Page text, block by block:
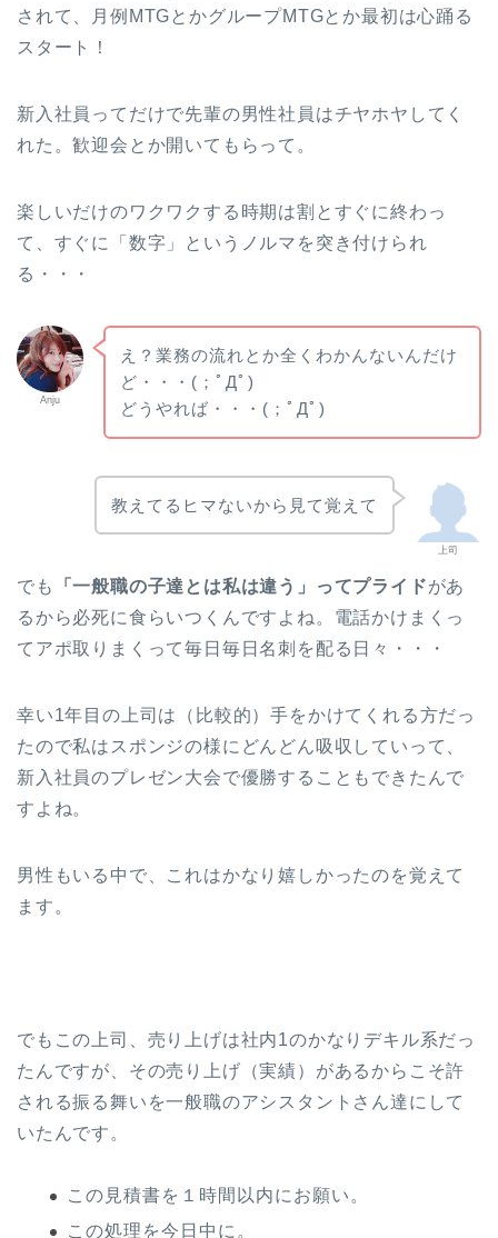
されて、月例MTGとかグループMTGとか最初は心踊る
スタート！
新入社員ってだけで先輩の男性社員はチヤホヤしてく
れた。歓迎会とか開いてもらって。
楽しいだけのワクワクする時期は割とすぐに終わっ
て、すぐに「数字」というノルマを突き付けられ
る・・・
Anju
え？業務の流れとか全くわかんないんだけ
ど・・・(；ﾟДﾟ)
どうやれば・・・(；ﾟДﾟ)
上司
教えてるヒマないから見て覚えて
でも 「一般職の子達とは私は違う」ってプライドがあ
るから必死に食らいつくんですよね。電話かけまくっ
てアポ取りまくって毎日毎日名刺を配る日々・・・
幸い1年目の上司は（比較的）手をかけてくれる方だっ
たので私はスポンジの様にどんどん吸収していって、
新入社員のプレゼン大会で優勝することもできたんで
すよね。
男性もいる中で、これはかなり嬉しかったのを覚えて
ます。
でもこの上司、売り上げは社内1のかなりデキル系だっ
たんですが、その売り上げ（実績）があるからこそ許
される振る舞いを一般職のアシスタントさん達にして
いたんです。
この見積書を１時間以内にお願い。
この処理を今日中に。